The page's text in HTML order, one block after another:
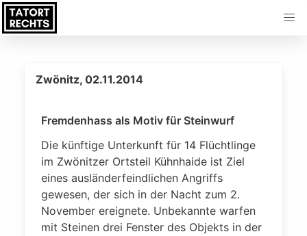
Zwönitz, 02.11.2014
Fremdenhass als Motiv für Steinwurf
Die künftige Unterkunft für 14 Flüchtlinge
im Zwönitzer Ortsteil Kühnhaide ist Ziel
eines ausländerfeindlichen Angriffs
gewesen, der sich in der Nacht zum 2.
November ereignete. Unbekannte warfen
mit Steinen drei Fenster des Objekts in der